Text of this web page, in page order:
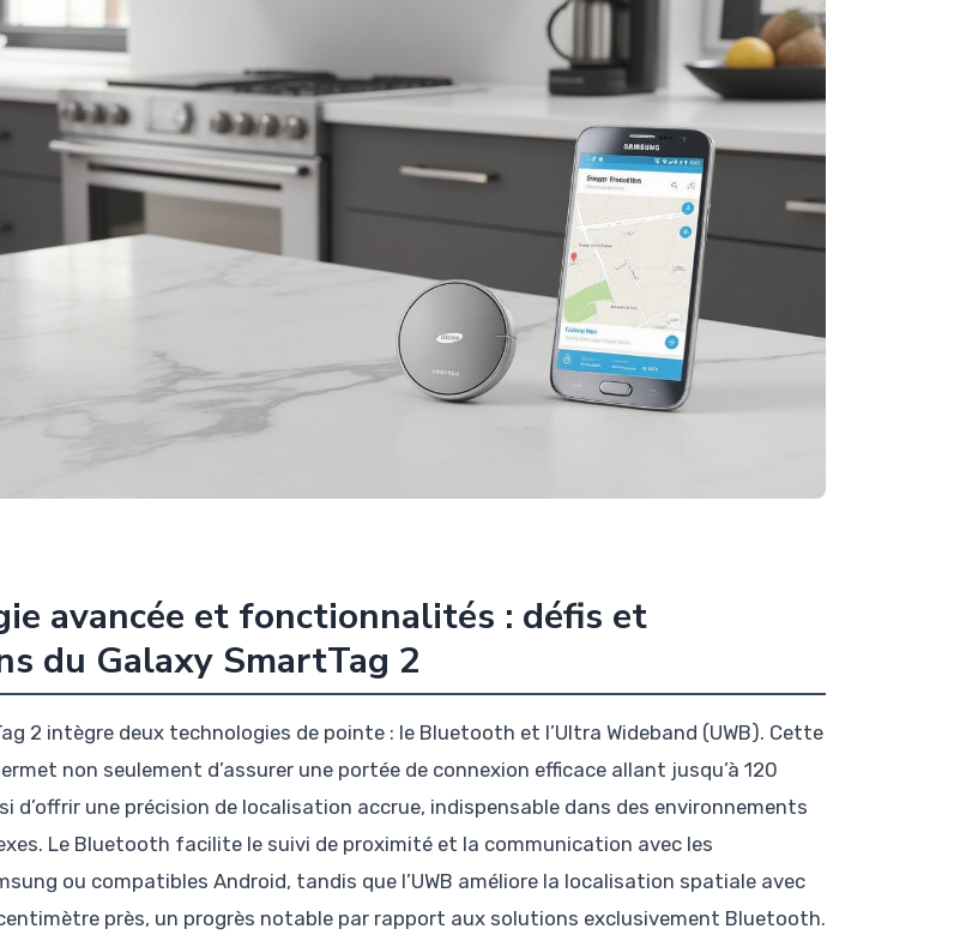
avancée et fonctionnalités : défis et
du Galaxy SmartTag 2
2 intègre deux technologies de pointe : le Bluetooth et l’Ultra Wideband (UWB). Cette
non seulement d’assurer une portée de connexion efficace allant jusqu’à 120
d’offrir une précision de localisation accrue, indispensable dans des environnements
Le Bluetooth facilite le suivi de proximité et la communication avec les
ou compatibles Android, tandis que l’UWB améliore la localisation spatiale avec
près, un progrès notable par rapport aux solutions exclusivement Bluetooth.